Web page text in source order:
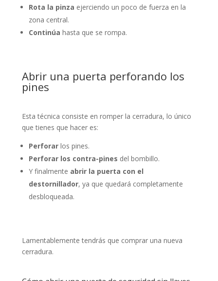
Rota la pinza ejerciendo un poco de fuerza en la
zona central.
Continúa hasta que se rompa.
Abrir una puerta perforando los
pines
Esta técnica consiste en romper la cerradura, lo único
que tienes que hacer es:
Perforarlos pines.
Perforar los contra-pines del bombillo.
Y finalmente abrir la puerta con el
destornillador, ya que quedará completamente
desbloqueada.
Lamentablemente tendrás que comprar una nueva
cerradura.